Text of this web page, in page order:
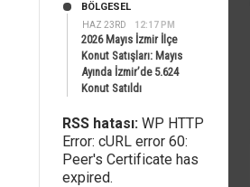
HAZ 23RD 12:17 PM
BÖLGESEL
2026 Mayıs İzmir İlçe
Konut Satışları: Mayıs
Ayında İzmir’de 5.624
Konut Satıldı
RSS hatası: WP HTTP
Error: cURL error 60:
Peer's Certificate has
expired.